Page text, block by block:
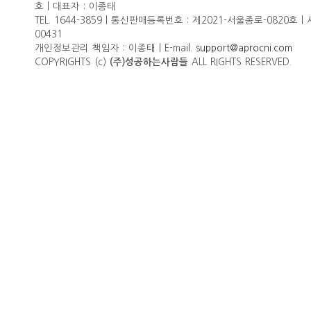
호 | 대표자 : 이종태
TEL. 1644-3859 | 통신판매등록번호 : 제2021-서울종로-0820호 |
00431
개인정보관리 책임자 : 이종태 | E-mail. support@aprocni.com
COPYRIGHTS (c) (주)성공하는사람들 ALL RIGHTS RESERVED.